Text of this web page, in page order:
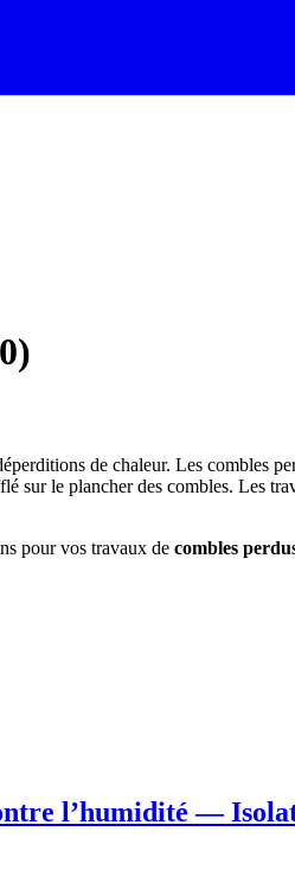
de chaleur. Les combles
le plancher des combles. Les
pour vos travaux de combles
l’humidité —